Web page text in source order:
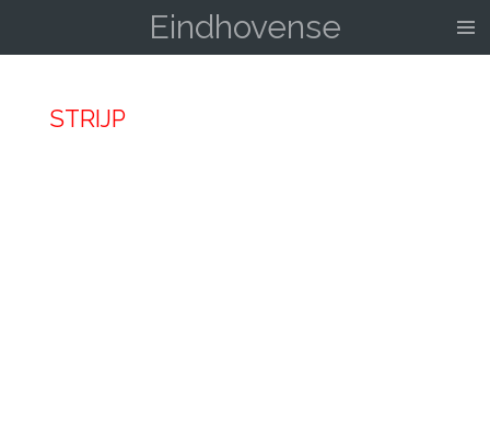
hoofdinhoud
Eindhovense
STRIJP